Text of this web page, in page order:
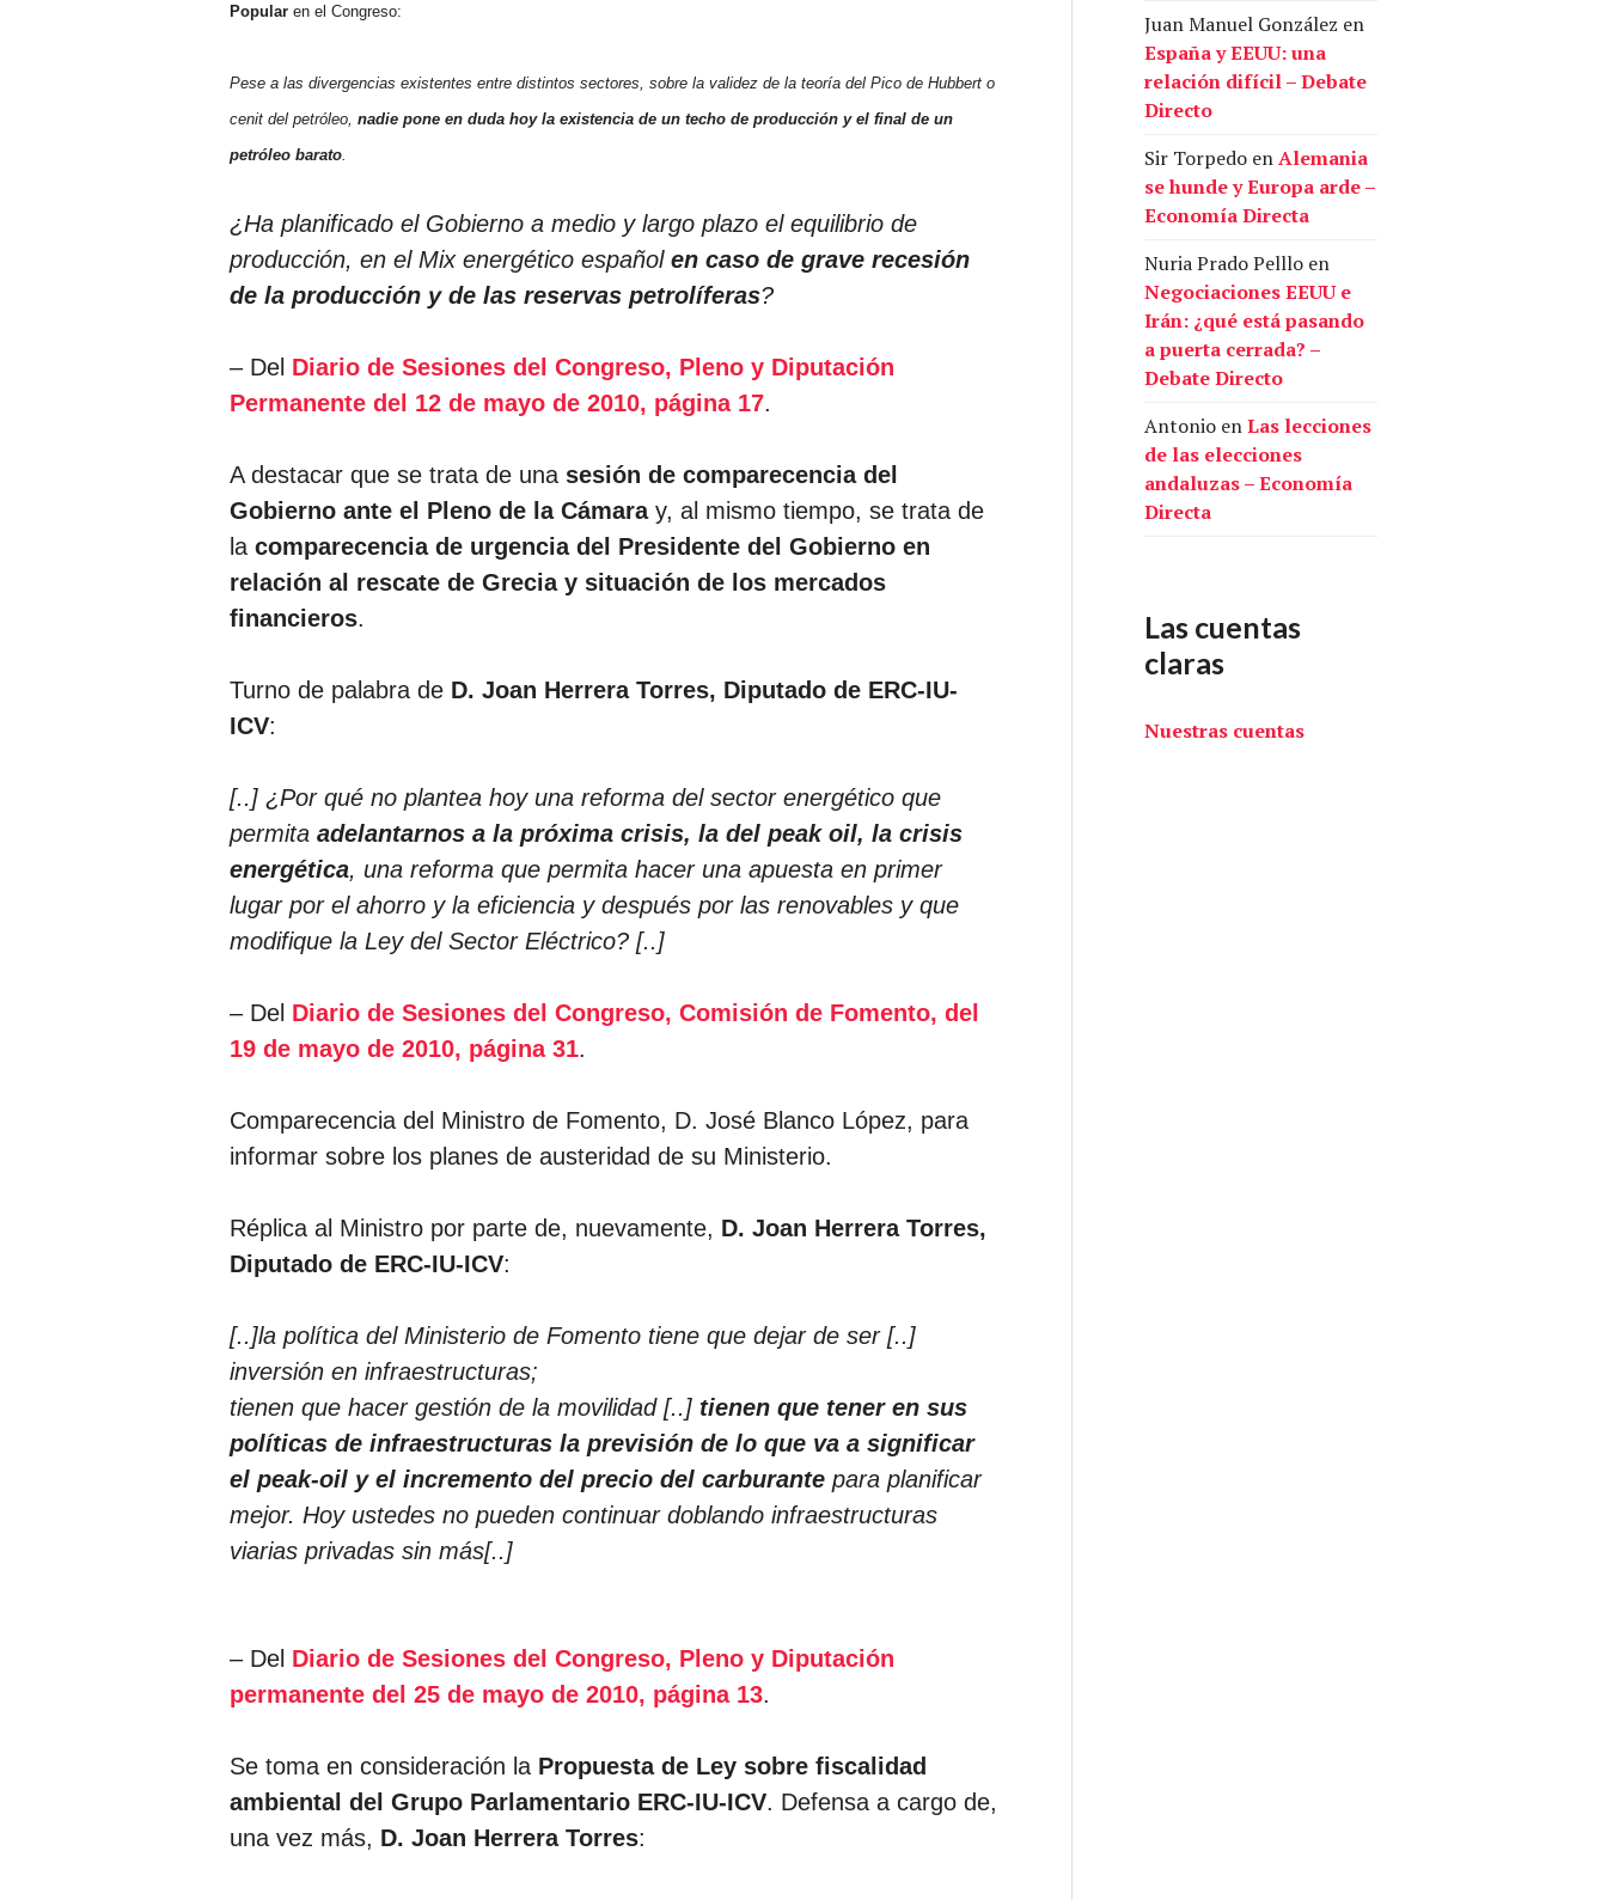
Popular en el Congreso:
Pese a las divergencias existentes entre distintos sectores, sobre la validez de la teoría del Pico de Hubbert o
cenit del petróleo, nadie pone en duda hoy la existencia de un techo de producción y el final de un
petróleo barato
¿Ha planificado el Gobierno a medio y largo plazo el equilibrio de
producción, en el Mix energético español en caso de grave recesión
de la producción y de las reservas petrolíferas?
– Del Diario de Sesiones del Congreso, Pleno y Diputación
Permanente del 12 de mayo de 2010, página 17.
A destacar que se trata de una sesión de comparecencia del
Gobierno ante el Pleno de la Cámaray, al mismo tiempo, se trata de
la comparecencia de urgencia del Presidente del Gobierno en
relación al rescate de Grecia y situación de los mercados
financieros.
Turno de palabra de D. Joan Herrera Torres, Diputado de ERC-IU-
ICV:
[..] ¿Por qué no plantea hoy una reforma del sector energético que
permita adelantarnos a la próxima crisis, la del peak oil, la crisis
energética, una reforma que permita hacer una apuesta en primer
lugar por el ahorro y la eficiencia y después por las renovables y que
modifique la Ley del Sector Eléctrico? [..]
– Del Diario de Sesiones del Congreso, Comisión de Fomento, del
19 de mayo de 2010, página 31.
Comparecencia del Ministro de Fomento, D. José Blanco López, para
informar sobre los planes de austeridad de su Ministerio.
Réplica al Ministro por parte de, nuevamente, D. Joan Herrera Torres,
Diputado de ERC-IU-ICV:
[..]la política del Ministerio de Fomento tiene que dejar de ser [..]
inversión en infraestructuras;
tienen que hacer gestión de la movilidad [..] tienen que tener en sus
políticas de infraestructuras la previsión de lo que va a significar
el peak-oil y el incremento del precio del carburante para planificar
mejor. Hoy ustedes no pueden continuar doblando infraestructuras
viarias privadas sin más[..]
– Del Diario de Sesiones del Congreso, Pleno y Diputación
permanente del 25 de mayo de 2010, página 13.
Se toma en consideración la Propuesta de Ley sobre fiscalidad
ambiental del Grupo Parlamentario ERC-IU-ICV. Defensa a cargo de,
una vez más, D. Joan Herrera Torres:
Juan Manuel González en
España y EEUU: una
relación difícil – Debate
Directo
Sir Torpedo enAlemania
se hunde y Europa arde –
Economía Directa
Nuria Prado Pelllo en
Negociaciones EEUU e
Irán: ¿qué está pasando
a puerta cerrada? –
Debate Directo
Antonio enLas lecciones
de las elecciones
andaluzas – Economía
Directa
Las cuentas
claras
Nuestras cuentas